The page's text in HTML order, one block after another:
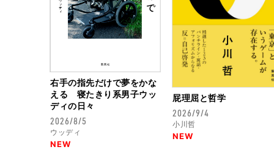
右手の指先だけで夢をかな
える 寝たきり系男子ウッ
ディの日々
2026/8/5
ウッディ
NEW
屁理屈と哲学
2026/9/4
小川哲
NEW